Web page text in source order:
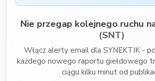
Nie przegap kolejnego ruchu
(SNT)
Włącz alerty email dla SYNEKTIK -
każdego nowego raportu giełdowego
ciągu kilku minut od